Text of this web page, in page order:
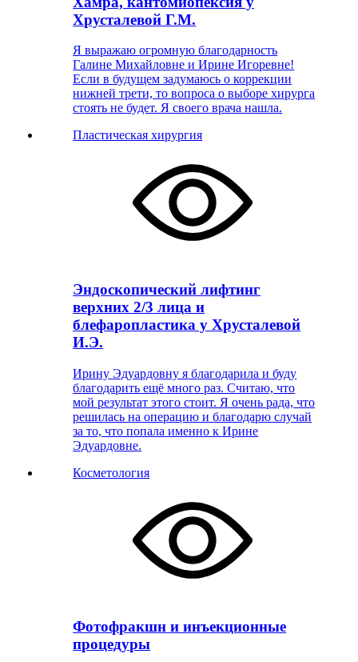
Хрусталевой Г.М.
Я выражаю огромную благодарность
Галине Михайловне и Ирине Игоревне!
Если в будущем задумаюсь о коррекции
нижней трети, то вопроса о выборе хирурга
стоять не будет. Я своего врача нашла.
Пластическая хирургия
Эндоскопический лифтинг
верхних 2/3 лица и
блефаропластика у Хрусталевой
И.Э.
Ирину Эдуардовну я благодарила и буду
благодарить ещё много раз. Считаю, что
мой результат этого стоит. Я очень рада, что
решилась на операцию и благодарю случай
за то, что попала именно к Ирине
Эдуардовне.
Косметология
Фотофракшн и инъекционные
процедуры